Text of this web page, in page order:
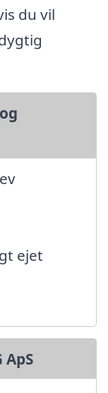
du vil
ejet
ApS